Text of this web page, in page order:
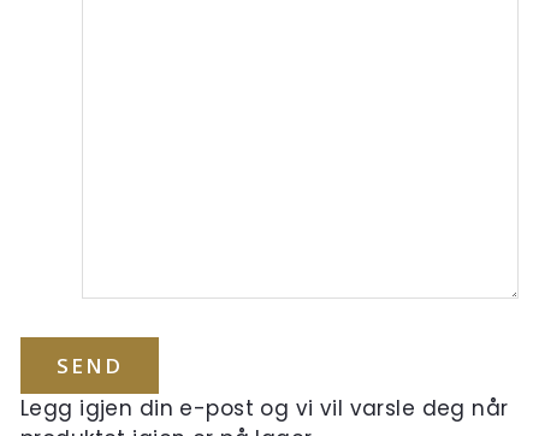
Legg igjen din e-post og vi vil varsle deg når